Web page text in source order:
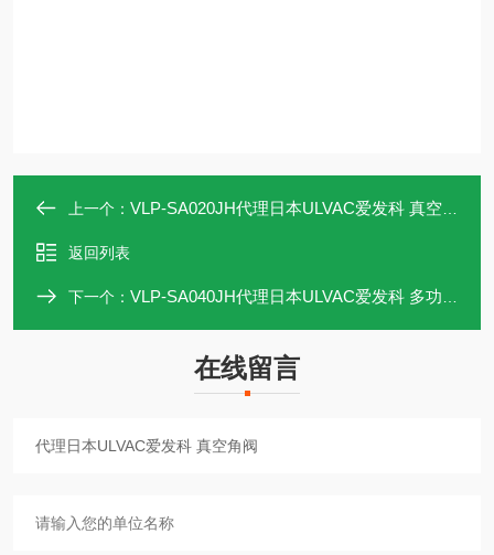
上一个： VLP-SA020JH代理日本ULVAC爱发科 真空角阀
返回列表
下一个： VLP-SA040JH代理日本ULVAC爱发科 多功能真空角阀
在线留言